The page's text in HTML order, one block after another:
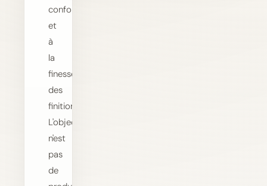
confort
et
à
la
finesse
des
finitions.
L'objectif
n'est
pas
de